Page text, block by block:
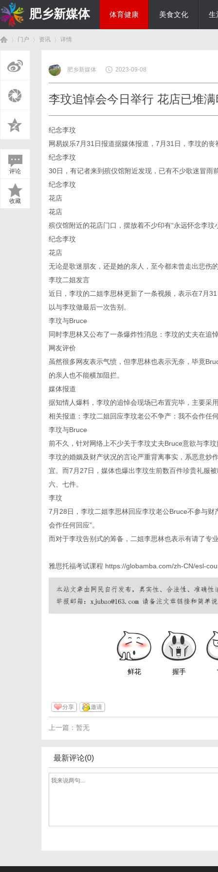
肥乡新媒体 体育健康 美食文化 生
门户 资讯
›
详情
评论
收藏
肥乡新媒体 2023-09-08
李玟追悼会今日举行 花店已堆
纪念李玟
网易娱乐7月31日报道据媒体报道，7月31日，李玟的
纪念李玟
30日，有记者来到殡仪馆附近发现，已有不少歌迷冒
纪念李玟
花店
花店
殡仪馆附近的花店门口，摆放着不少印有“永远怀念李玟
纪念李玟
花店
无论是歌迷朋友，还是她的亲人，至今都未曾走出悲伤
李玟二姐发言
近日，李玟的二姐李思林更新了一条视频，表示在7月
以与李玟做最后一次告别。
李玟与Bruce
同时李思林又公布了一条爆炸性消息：李玟的丈夫在追
网友评价
虽然很多网友表示气愤，但李思林也表示无奈，毕竟
的亲人也不能横加阻拦。
媒体报道
据知情人爆料，李玟的追悼会现场已布置完毕，主要采
相关报道：李玟二姐回应李玟老公不争产：我不会作任
李玟与Bruce
前不久，针对网络上不少关于李玟丈夫Bruce意欲与李
李玟的婚姻及财产状况的言论严重背离事实，系恶意炒
宜。而7月27日，媒体也爆出李玟生前数百件珍贵礼服
六、七件。
李玟
7月28日，李玟二姐李思林回应李玟老公Bruce不参与
会作任何回应”。
而对于李玟告别式的筹备，二姐李思林也表示有请了专
雅思托福考试课程 https://globamba.com/zh-CN/esl-
鲜花 握手
分享 邀请
上一篇：暂无
最新评论(0)